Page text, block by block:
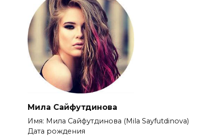
Мила Сайфутдинова
Имя: Мила Сайфутдинова (Mila Sayfutdinova)
Дата рождения